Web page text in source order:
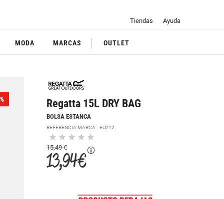
Tiendas Ayuda
MODA MARCAS OUTLET
Regatta 15L DRY BAG
BOLSA ESTANCA
REFERENCIA MARCA:EU212
15,49 €
13,94 €
%